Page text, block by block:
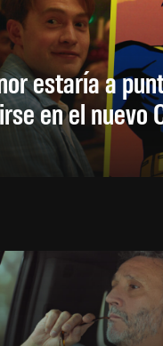
estaría a
en el nuevo